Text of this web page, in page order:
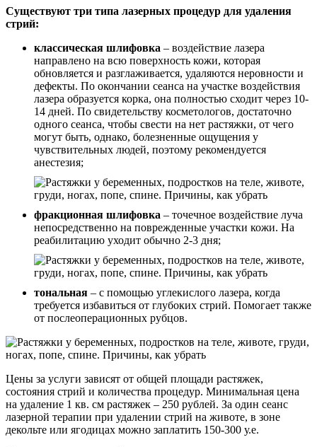
Существуют три типа лазерных процедур для удаления
стрий:
классическая шлифовка – воздействие лазера
направлено на всю поверхность кожи, которая
обновляется и разглаживается, удаляются неровности и
дефекты. По окончании сеанса на участке воздействия
лазера образуется корка, она полностью сходит через 10-
14 дней. По свидетельству косметологов, достаточно
одного сеанса, чтобы свести на нет растяжки, от чего
могут быть, однако, болезненные ощущения у
чувствительных людей, поэтому рекомендуется
анестезия;
фракционная шлифовка – точечное воздействие луча
непосредственно на поврежденные участки кожи. На
реабилитацию уходит обычно 2-3 дня;
тональная – с помощью углекислого лазера, когда
требуется избавиться от глубоких стрий. Помогает также
от послеоперационных рубцов.
Цены за услуги зависят от общей площади растяжек,
состояния стрий и количества процедур. Минимальная цена
на удаление 1 кв. см растяжек – 250 рублей. За один сеанс
лазерной терапии при удалении стрий на животе, в зоне
декольте или ягодицах можно заплатить 150-300 у.е.